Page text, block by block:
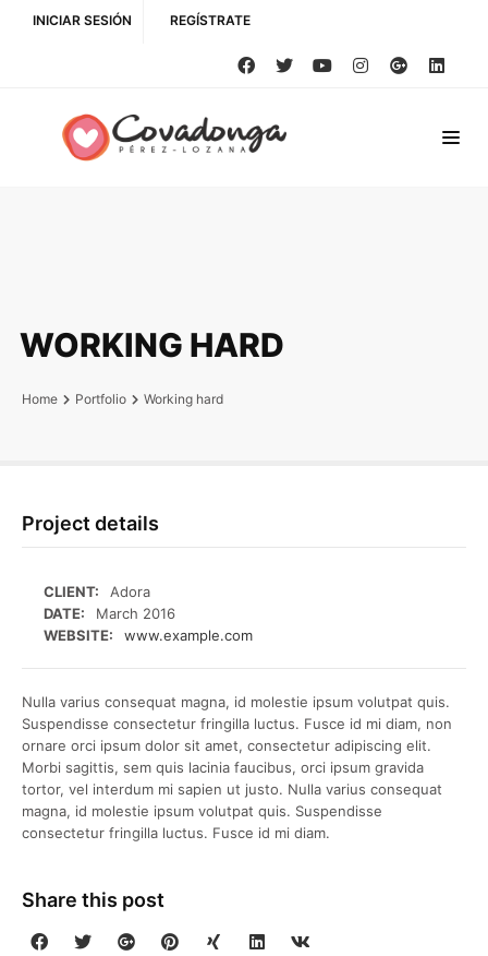
INICIAR SESIÓN REGÍSTRATE
WORKING HARD
Home Portfolio Working hard
Project details
CLIENT:
Adora
DATE:
March 2016
WEBSITE:
www.example.com
Nulla varius consequat magna, id molestie ipsum volutpat quis.
Suspendisse consectetur fringilla luctus. Fusce id mi diam, non
ornare orci ipsum dolor sit amet, consectetur adipiscing elit.
Morbi sagittis, sem quis lacinia faucibus, orci ipsum gravida
tortor, vel interdum mi sapien ut justo. Nulla varius consequat
magna, id molestie ipsum volutpat quis. Suspendisse
consectetur fringilla luctus. Fusce id mi diam.
Share this post